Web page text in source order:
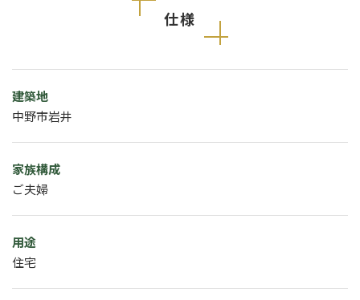
仕様
建築地
中野市岩井
家族構成
ご夫婦
用途
住宅